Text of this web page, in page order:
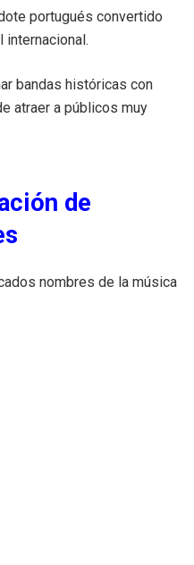
portugués convertido
internacional.
bandas históricas con
atraer a públicos muy
de
nombres de la música